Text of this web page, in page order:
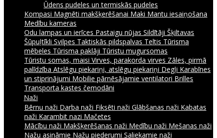
Ūdens pudeles un termiskās pudeles
Kompasi Magnēti makšķerēšanai Maki Mantu iesaiņošana
Medību kameras
Odu lampas un ierīces Pastaigu nūjas Sildītāji Šķiltavas
Šūpuļtīkli Svilpes Taktiskās pildspalvas Teltis Tūrisma
mēbeles Tūrisma paklāji Tūristu mugursomas
Tūristu somas, maisi Virves, parakorda virves Zāles, pirmā
palīdzība Atslēgu piekariņi, atslēgu piekariņi Degļi Karabīnes
un stiprinājumi Mobilie pārnēsājamie ventilatori Brilles
Transporta kastes čemodāni
Naži
Bērnu naži Darba naži Fiksēti naži Glābšanas naži Kabatas
naži Karambit nazi Mačetes
Mācību naži Makšķerēšanas naži Medību naži Mešanas naži
Nažu asināmie Nažu piederumi Saliekamie naži